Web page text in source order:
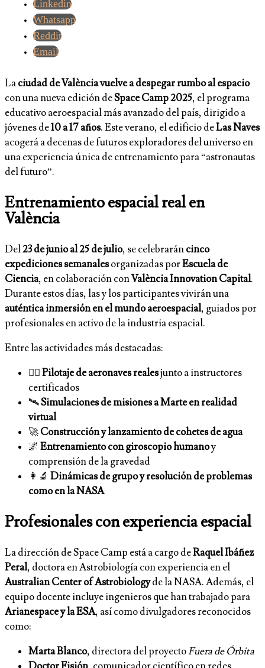
Linkedin
Whatsapp
Reddit
Email
Laciudad de València vuelve a despegar rumbo al espacio
con una nueva edición deSpace Camp 2025, el programa
educativo aeroespacial más avanzado del país, dirigido a
jóvenes de10 a 17 años. Este verano, el edificio deLas Naves
acogerá a decenas de futuros exploradores del universo en
una experiencia única de entrenamiento para “astronautas
del futuro”.
Entrenamiento espacial real en
València
Del23 de junio al 25 de julio, se celebraráncinco
expediciones semanalesorganizadas porEscuela de
Ciencia, en colaboración conValència Innovation Capital.
Durante estos días, las y los participantes vivirán una
auténtica inmersión en el mundo aeroespacial, guiados por
profesionales en activo de la industria espacial.
Entre las actividades más destacadas:
🧑‍✈️Pilotaje de aeronaves realesjunto a instructores
certificados
🛰️Simulaciones de misiones a Marte en realidad
virtual
🚀Construcción y lanzamiento de cohetes de agua
🌌 Entrenamiento con giroscopio humanoy
comprensión de la gravedad
👩‍🔬 Dinámicas de grupo y resolución de problemas
como en la NASA
Profesionales con experiencia espacial
La dirección de Space Camp está a cargo deRaquel Ibáñez
Peral, doctora en Astrobiología con experiencia en el
Australian Center of Astrobiologyde la NASA. Además, el
equipo docente incluye ingenieros que han trabajado para
Arianespace y la ESA, así como divulgadores reconocidos
como:
Marta Blanco, directora del proyectoFuera de Órbita